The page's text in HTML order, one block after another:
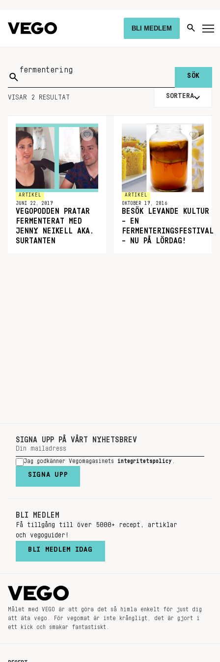
BLI MEDLEM
Sök
på:
VISAR 2 RESULTAT SORTERA
ARTIKEL
JUNI 22, 2017
VEGOPODDEN PRATAR
FERMENTERAT MED
JENNY NEIKELL AKA.
SURTANTEN
ARTIKEL
OKTOBER 17, 2016
BESÖK LEVANDE KULTUR
– EN
FERMENTERINGSFESTIVAL
– NU PÅ LÖRDAG!
SIGNA UPP PÅ VÅRT NYHETSBREV
Jag godkänner Vegomagasinets integritetspolicy
SIGNA UPP
BLI MEDLEM
Få tillgång till över 5000+ recept, artiklar
och vegoguider!
BLI MEDLEM IDAG
Målet med VEGO är att göra det så himla enkelt för just dig
att äta vego. För vegomat är inte krångligt, det är gjort i
ett kick och smakar fantastiskt.